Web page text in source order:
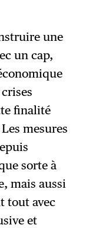
une
un cap,
finalité
mesures
sorte à
mais aussi
tout avec
et